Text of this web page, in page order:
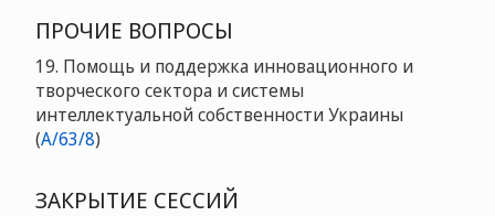
ПРОЧИЕ ВОПРОСЫ
19. Помощь и поддержка инновационного и
творческого сектора и системы
интеллектуальной собственности Украины
(A/63/8)
ЗАКРЫТИЕ СЕССИЙ